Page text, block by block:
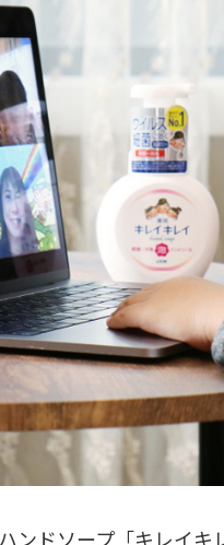
ンドソープ「キレイ